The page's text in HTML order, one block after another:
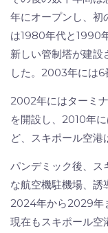
年にオープンし、初
は1980年代と1990
新しい管制塔が建設
した。2003年には6
2002年にはターミ
を開設し、2010年
ど、スキポール空港
パンデミック後、ス
な航空機駐機場、誘
2024年から2029年
現在もスキポール空